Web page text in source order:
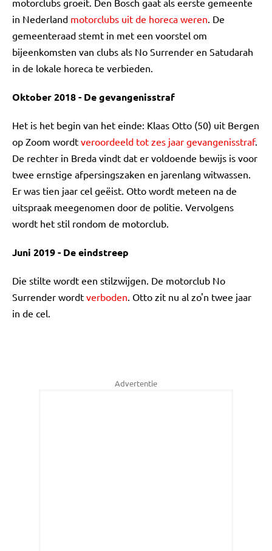
motorclubs groeit. Den Bosch gaat als eerste gemeente
in Nederland motorclubs uit de horeca weren. De
gemeenteraad stemt in met een voorstel om
bijeenkomsten van clubs als No Surrender en Satudarah
in de lokale horeca te verbieden.
Oktober 2018 - De gevangenisstraf
Het is het begin van het einde: Klaas Otto (50) uit Bergen
op Zoom wordt veroordeeld tot zes jaar gevangenisstraf.
De rechter in Breda vindt dat er voldoende bewijs is voor
twee ernstige afpersingszaken en jarenlang witwassen.
Er was tien jaar cel geëist. Otto wordt meteen na de
uitspraak meegenomen door de politie. Vervolgens
wordt het stil rondom de motorclub.
Juni 2019 - De eindstreep
Die stilte wordt een stilzwijgen. De motorclub No
Surrender wordt verboden. Otto zit nu al zo'n twee jaar
in de cel.
Advertentie